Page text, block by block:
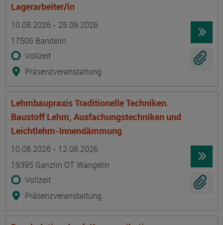
Lagerarbeiter/in
10.08.2026 - 25.09.2026
17506 Bandelin
Vollzeit
Präsenzveranstaltung
Lehmbaupraxis Traditionelle Techniken.
Baustoff Lehm, Ausfachungstechniken und
Leichtlehm-Innendämmung
10.08.2026 - 12.08.2026
19395 Ganzlin OT Wangelin
Vollzeit
Präsenzveranstaltung